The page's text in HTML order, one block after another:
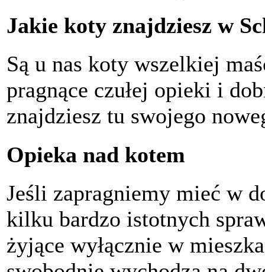
Jakie koty znajdziesz w
Są u nas koty wszelkiej
pragnące czułej opieki i
znajdziesz tu swojego
Opieka nad kotem
Jeśli zapragniemy mieć w
kilku bardzo istotnych
żyjące wyłącznie w